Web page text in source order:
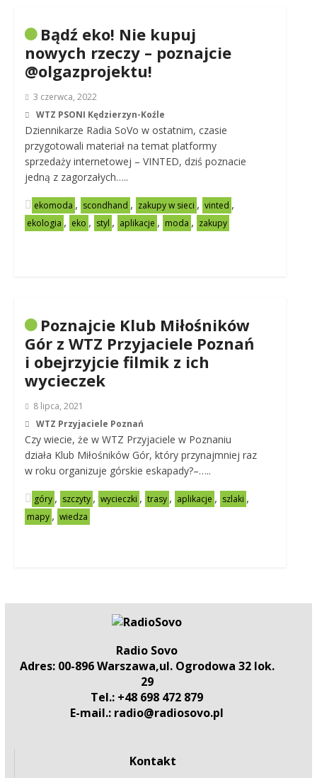
Bądź eko! Nie kupuj
nowych rzeczy – poznajcie
@olgazprojektu!
3 czerwca, 2022
WTZ PSONI Kędzierzyn-Koźle
Dziennikarze Radia SoVo w ostatnim, czasie
przygotowali materiał na temat platformy
sprzedaży internetowej – VINTED, dziś poznacie
jedną z zagorzałych…..
ekomoda , scondhand , zakupy w sieci , vinted ,
ekologia , eko , styl , aplikacje , moda , zakupy
Poznajcie Klub Miłośników
Gór z WTZ Przyjaciele Poznań
i obejrzyjcie filmik z ich
wycieczek
8 lipca, 2021
WTZ Przyjaciele Poznań
Czy wiecie, że w WTZ Przyjaciele w Poznaniu
działa Klub Miłośników Gór, który przynajmniej raz
w roku organizuje górskie eskapady?–…..
góry , szczyty , wycieczki , trasy , aplikacje , szlaki ,
mapy , wiedza
Radio Sovo
Adres: 00-896 Warszawa,ul. Ogrodowa 32 lok.
29
Tel.: +48 698 472 879
E-mail.: radio@radiosovo.pl
Kontakt